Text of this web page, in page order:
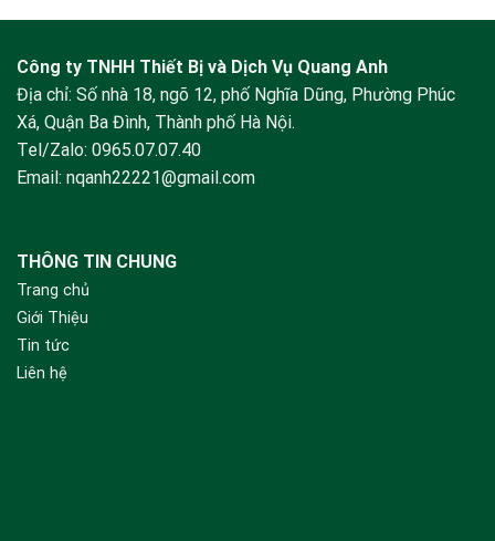
Công ty TNHH Thiết Bị và Dịch Vụ Quang Anh
Địa chỉ: Số nhà 18, ngõ 12, phố Nghĩa Dũng, Phường Phúc
Xá, Quận Ba Đình, Thành phố Hà Nội.
Tel/Zalo: 0965.07.07.40
Email: nqanh22221@gmail.com
THÔNG TIN CHUNG
Trang chủ
Giới Thiệu
Tin tức
Liên hệ